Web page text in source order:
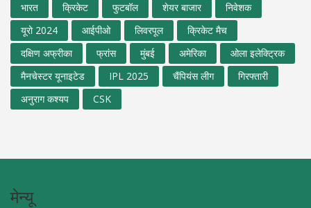
भारत क्रिकेट फुटबॉल शेयर बाजार
निवेशक
यूरो 2024
आईपीओ लिवरपूल
क्रिकेट मैच
दक्षिण अफ्रीका
फ्रांस मुंबई अमेरिका
ओला इलेक्ट्रिक
मैनचेस्टर यूनाइटेड
IPL 2025 चैंपियंस लीग
गिरफ्तारी
अनुराग कश्यप
CSK
मेन्यू